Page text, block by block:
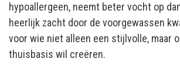
hypoallergeen, neemt beter vocht op
heerlijk zacht door de voorgewassen
voor wie niet alleen een stijlvolle, maar
thuisbasis wil creëren.